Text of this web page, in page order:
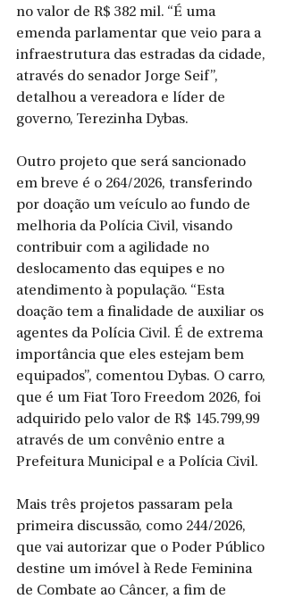
no valor de R$ 382 mil. “É uma
emenda parlamentar que veio para a
infraestrutura das estradas da cidade,
através do senador Jorge Seif”,
detalhou a vereadora e líder de
governo, Terezinha Dybas.
Outro projeto que será sancionado
em breve é o 264/2026, transferindo
por doação um veículo ao fundo de
melhoria da Polícia Civil, visando
contribuir com a agilidade no
deslocamento das equipes e no
atendimento à população. “Esta
doação tem a finalidade de auxiliar os
agentes da Polícia Civil. É de extrema
importância que eles estejam bem
equipados”, comentou Dybas. O carro,
que é um Fiat Toro Freedom 2026, foi
adquirido pelo valor de R$ 145.799,99
através de um convênio entre a
Prefeitura Municipal e a Polícia Civil.
Mais três projetos passaram pela
primeira discussão, como 244/2026,
que vai autorizar que o Poder Público
destine um imóvel à Rede Feminina
de Combate ao Câncer, a fim de